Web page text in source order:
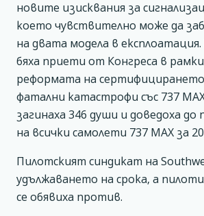
новите изисквания за
което чувствително може да
на двата модела в
бяха приети от Конгреса в
реформата на сертифицирането
фатални катастрофи със 737
загинаха 346 души и доведоха
на всички самолети 737 МАХ за
Пилотският синдикат на
удължаването на срока, а
се обявиха против.